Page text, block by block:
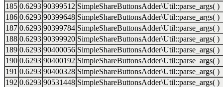
185 0.6293 90399512 SimpleShareButtonsAdder\Util::parse_args( )
186 0.6293 90399648 SimpleShareButtonsAdder\Util::parse_args( )
187 0.6293 90399784 SimpleShareButtonsAdder\Util::parse_args( )
188 0.6293 90399920 SimpleShareButtonsAdder\Util::parse_args( )
189 0.6293 90400056 SimpleShareButtonsAdder\Util::parse_args( )
190 0.6293 90400192 SimpleShareButtonsAdder\Util::parse_args( )
191 0.6293 90400328 SimpleShareButtonsAdder\Util::parse_args( )
192 0.6293 90531448 SimpleShareButtonsAdder\Util::parse_args( )